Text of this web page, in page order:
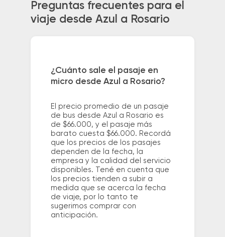
Preguntas frecuentes para el
viaje desde Azul a Rosario
¿Cuánto sale el pasaje en
micro desde Azul a Rosario?
El precio promedio de un pasaje
de bus desde Azul a Rosario es
de $66.000, y el pasaje más
barato cuesta $66.000. Recordá
que los precios de los pasajes
dependen de la fecha, la
empresa y la calidad del servicio
disponibles. Tené en cuenta que
los precios tienden a subir a
medida que se acerca la fecha
de viaje, por lo tanto te
sugerimos comprar con
anticipación.